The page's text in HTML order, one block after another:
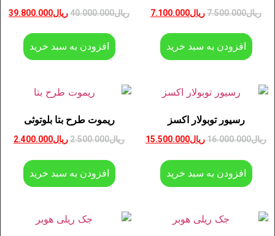
ریال7.500.000ریال7.100.000
افزودن به سبد خرید
ریال40.000.000ریال39.800.000
افزودن به سبد خرید
رسیور توبولار اکسز
ریال16.000.000ریال15.500.000
افزودن به سبد خرید
ریموت طرح بتا بلوتوثی
ریال2.500.000ریال2.400.000
افزودن به سبد خرید